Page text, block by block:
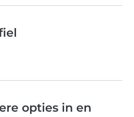
opties in en